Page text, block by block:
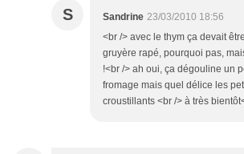
S Sandrine 23/03/2010 18:56
<br /> avec le thym ça devait
gruyère rapé, pourquoi pas,
!<br /> ah oui, ça dégouline un
fromage mais quel délice les
croustillants <br /> à très